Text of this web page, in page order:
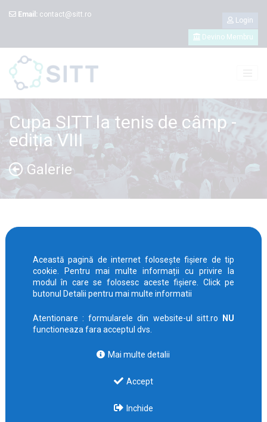
Email: contact@sitt.ro
Login
Devino Membru
Cupa SITT la tenis de câmp -
ediția VIII
Galerie
Această pagină de internet folosește fișiere de tip
cookie. Pentru mai multe informații cu privire la
modul în care se folosesc aceste fișiere. Click pe
butonul Detalii pentru mai multe informatii
Atentionare : formularele din website-ul sitt.ro
NU
functioneaza fara acceptul dvs.
Mai multe detalii
Accept
Inchide